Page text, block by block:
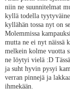
niin ne suunnitelmat
kyllä todella
kyllähän tossa nyt on
Molemmissa
mutta ne ei nyt näissä
melkein kolme vuotta
ne löytyi vielä :D
ja suht hyvin pysyi
verran pinnejä ja
ihmekään.